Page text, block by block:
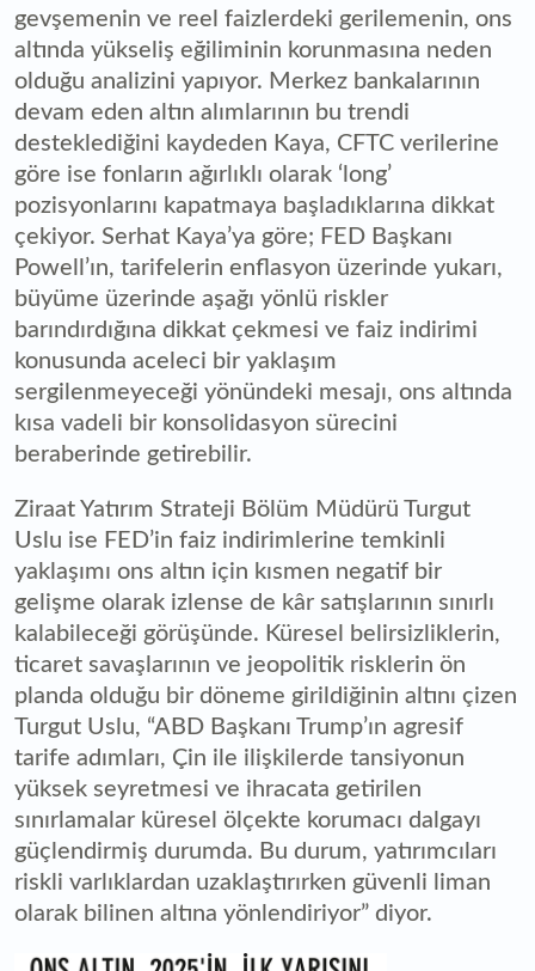
gevşemenin ve reel faizlerdeki gerilemenin, ons
altında yükseliş eğiliminin korunmasına neden
olduğu analizini yapıyor. Merkez bankalarının
devam eden altın alımlarının bu trendi
desteklediğini kaydeden Kaya, CFTC verilerine
göre ise fonların ağırlıklı olarak ‘long’
pozisyonlarını kapatmaya başladıklarına dikkat
çekiyor. Serhat Kaya’ya göre; FED Başkanı
Powell’ın, tarifelerin enflasyon üzerinde yukarı,
büyüme üzerinde aşağı yönlü riskler
barındırdığına dikkat çekmesi ve faiz indirimi
konusunda aceleci bir yaklaşım
sergilenmeyeceği yönündeki mesajı, ons altında
kısa vadeli bir konsolidasyon sürecini
beraberinde getirebilir.
Ziraat Yatırım Strateji Bölüm Müdürü Turgut
Uslu ise FED’in faiz indirimlerine temkinli
yaklaşımı ons altın için kısmen negatif bir
gelişme olarak izlense de kâr satışlarının sınırlı
kalabileceği görüşünde. Küresel belirsizliklerin,
ticaret savaşlarının ve jeopolitik risklerin ön
planda olduğu bir döneme girildiğinin altını çizen
Turgut Uslu, “ABD Başkanı Trump’ın agresif
tarife adımları, Çin ile ilişkilerde tansiyonun
yüksek seyretmesi ve ihracata getirilen
sınırlamalar küresel ölçekte korumacı dalgayı
güçlendirmiş durumda. Bu durum, yatırımcıları
riskli varlıklardan uzaklaştırırken güvenli liman
olarak bilinen altına yönlendiriyor” diyor.